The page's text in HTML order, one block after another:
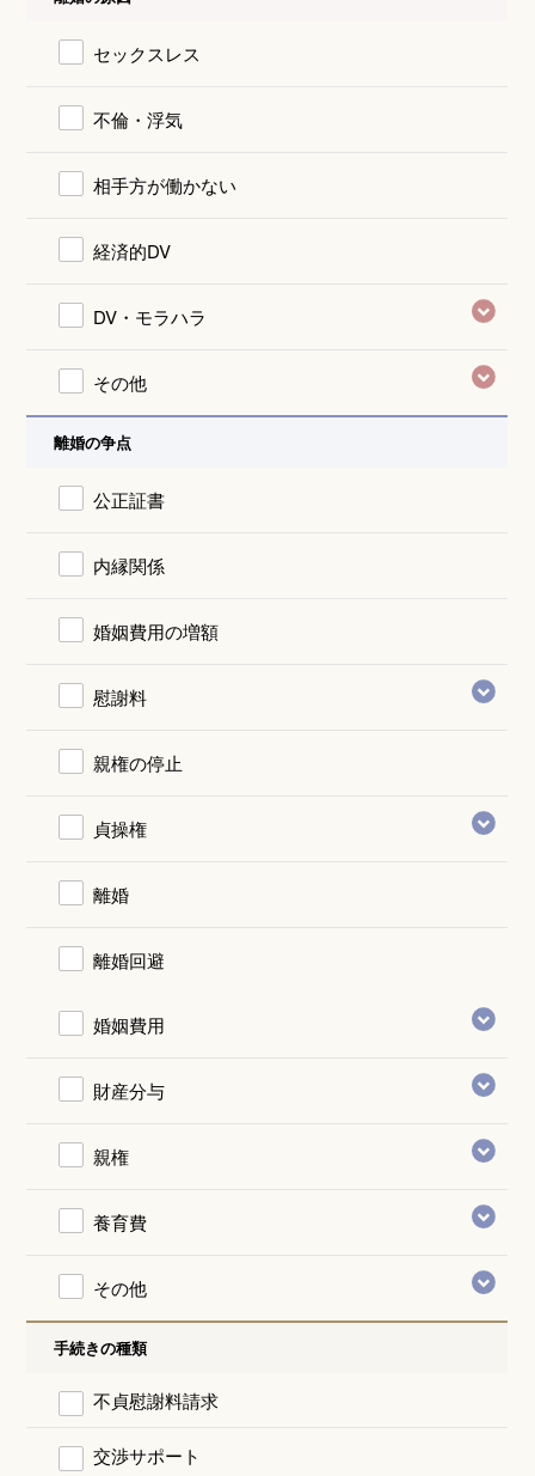
セックスレス
不倫・浮気
相手方が働かない
経済的DV
DV・モラハラ
その他
離婚の争点
公正証書
内縁関係
婚姻費用の増額
慰謝料
親権の停止
貞操権
離婚
離婚回避
婚姻費用
財産分与
親権
養育費
その他
手続きの種類
不貞慰謝料請求
交渉サポート